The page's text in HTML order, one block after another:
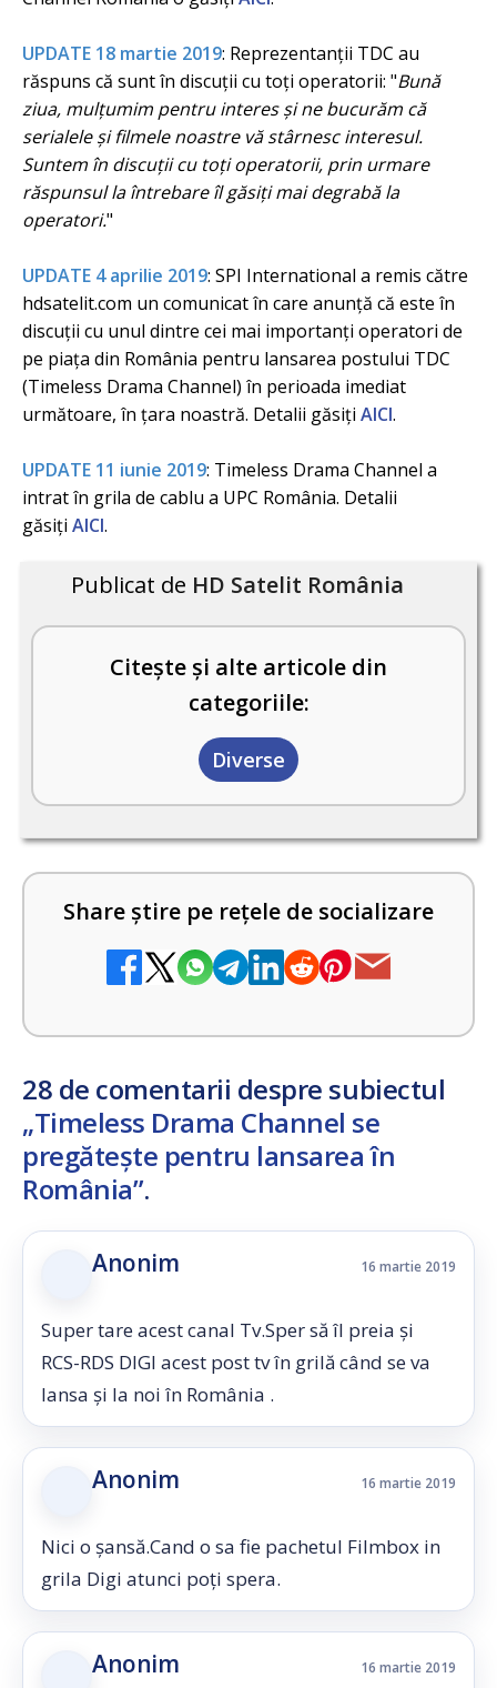
UPDATE 18 martie 2019: Reprezentanții TDC au
răspuns că sunt în discuții cu toți operatorii: "Bună
ziua, mulțumim pentru interes și ne bucurăm că
serialele și filmele noastre vă stârnesc interesul.
Suntem în discuții cu toți operatorii, prin urmare
răspunsul la întrebare îl găsiți mai degrabă la
operatori."
UPDATE 4 aprilie 2019: SPI International a remis către
hdsatelit.com un comunicat în care anunță că este în
discuții cu unul dintre cei mai importanți operatori de
pe piața din România pentru lansarea postului TDC
(Timeless Drama Channel) în perioada imediat
următoare, în țara noastră. Detalii găsiți AICI.
UPDATE 11 iunie 2019: Timeless Drama Channel a
intrat în grila de cablu a UPC România. Detalii
găsiți AICI.
Publicat de HD Satelit România
Citește și alte articole din
categoriile:
Diverse
Share știre pe rețele de socializare
28 de comentarii despre subiectul
„Timeless Drama Channel se
pregătește pentru lansarea în
România”.
Anonim 16 martie 2019
Super tare acest canal Tv.Sper să îl preia și
RCS-RDS DIGI acest post tv în grilă când se va
lansa și la noi în România .
Anonim 16 martie 2019
Nici o șansă.Cand o sa fie pachetul Filmbox in
grila Digi atunci poți spera.
Anonim 16 martie 2019